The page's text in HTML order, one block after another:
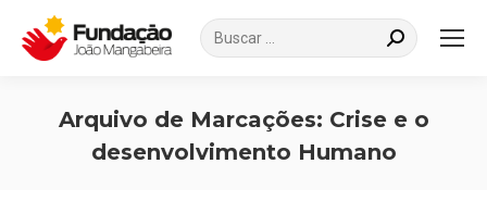
Search:
Arquivo de Marcações: Crise e o
desenvolvimento Humano